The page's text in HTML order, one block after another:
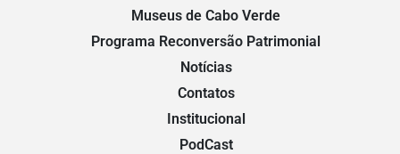
Museus de Cabo Verde
Programa Reconversão Patrimonial
Notícias
Contatos
Institucional
PodCast